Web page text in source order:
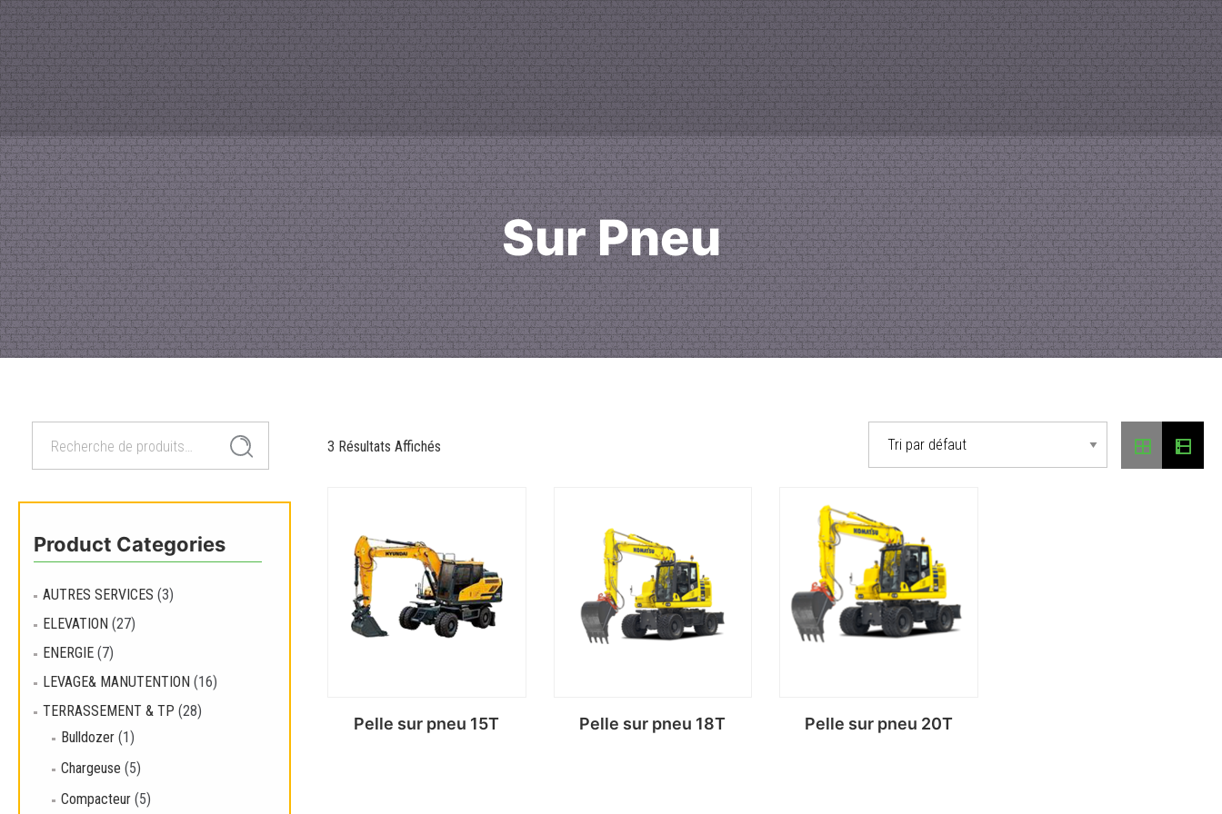
Sur Pneu
pour :
Recherche
Product Categories
AUTRES SERVICES (3)
ELEVATION (27)
ENERGIE (7)
LEVAGE& MANUTENTION (16)
TERRASSEMENT & TP (28)
Bulldozer (1)
Chargeuse (5)
Compacteur (5)
3 Résultats Affichés
Pelle sur pneu 15T Pelle sur pneu 18T Pelle sur pneu 20T